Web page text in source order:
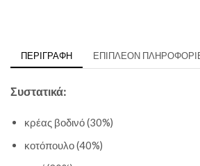
ΠΕΡΙΓΡΑΦΉ ΕΠΙΠΛΈΟΝ
Συστατικά:
κρέας βοδινό (30%)
κοτόπουλο (40%)